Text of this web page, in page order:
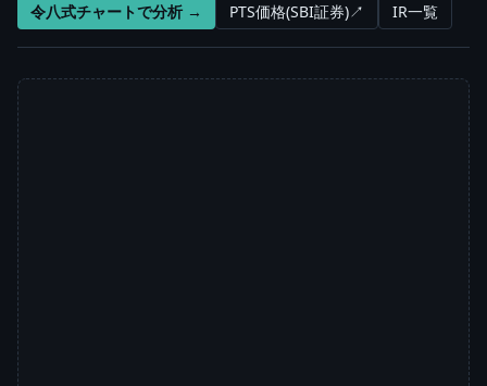
令八式チャートで分析 → PTS価格(SBI証券)↗ IR一覧